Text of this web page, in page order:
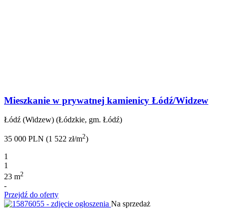
Mieszkanie w prywatnej kamienicy Łódź/Widzew
Łódź (Widzew) (Łódzkie, gm. Łódź)
35 000 PLN (1 522 zł/m2)
1
1
23 m2
-
Przejdź do oferty
Na sprzedaż